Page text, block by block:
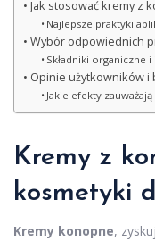
Jak stosować kremy z
Najlepsze praktyki
Wybór odpowiednich
Składniki organiczne
Opinie użytkowników i
Jakie efekty
Kremy z
kosmetyki
Kremy konopne,